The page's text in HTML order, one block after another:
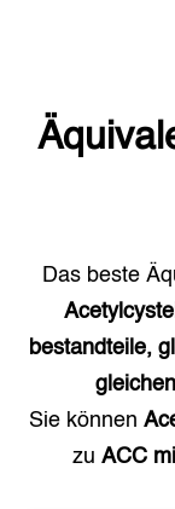
Das beste
bestandteile,
Sie können
zu ACC